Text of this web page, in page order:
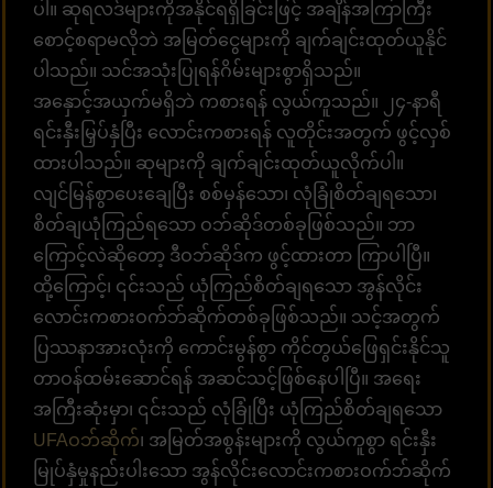
ပါ။ ဆုရလဒ်များကိုအနိုင်ရရှိခြင်းဖြင့် အချိန်အကြာကြီး
စောင့်စရာမလိုဘဲ အမြတ်ငွေများကို ချက်ချင်းထုတ်ယူနိုင်
ပါသည်။ သင်အသုံးပြုရန်ဂိမ်းများစွာရှိသည်။
အနှောင့်အယှက်မရှိဘဲ ကစားရန် လွယ်ကူသည်။ ၂၄-နာရီ
ရင်းနှီးမြှပ်နှံပြီး လောင်းကစားရန် လူတိုင်းအတွက် ဖွင့်လှစ်
ထားပါသည်။ ဆုများကို ချက်ချင်းထုတ်ယူလိုက်ပါ။
လျင်မြန်စွာပေးချေပြီး စစ်မှန်သော၊ လုံခြုံစိတ်ချရသော၊
စိတ်ချယုံကြည်ရသော ဝဘ်ဆိုဒ်တစ်ခုဖြစ်သည်။ ဘာ
ကြောင့်လဲဆိုတော့ ဒီဝဘ်ဆိုဒ်က ဖွင့်ထားတာ ကြာပါပြီ။
ထို့ကြောင့်၊ ၎င်းသည် ယုံကြည်စိတ်ချရသော အွန်လိုင်း
လောင်းကစားဝက်ဘ်ဆိုက်တစ်ခုဖြစ်သည်။ သင့်အတွက်
ပြဿနာအားလုံးကို ကောင်းမွန်စွာ ကိုင်တွယ်ဖြေရှင်းနိုင်သူ
တာဝန်ထမ်းဆောင်ရန် အဆင်သင့်ဖြစ်နေပါပြီ။ အရေး
အကြီးဆုံးမှာ၊ ၎င်းသည် လုံခြုံပြီး ယုံကြည်စိတ်ချရသော
UFAဝဘ်ဆိုက်၊ အမြတ်အစွန်းများကို လွယ်ကူစွာ ရင်းနှီး
မြုပ်နှံမှုနည်းပါးသော အွန်လိုင်းလောင်းကစားဝက်ဘ်ဆိုက်